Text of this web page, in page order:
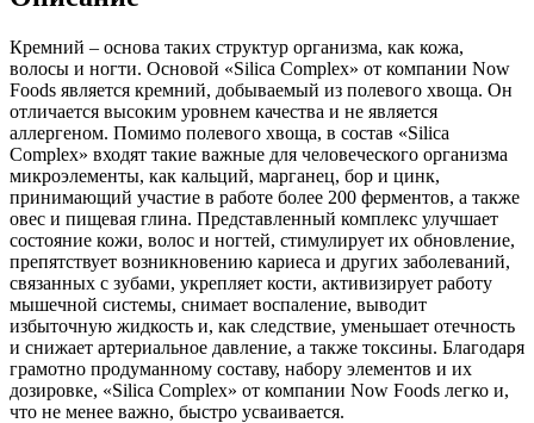
Кремний – основа таких структур организма, как кожа,
волосы и ногти. Основой «Silica Compleх» от компании Now
Foods является кремний, добываемый из полевого хвоща. Он
отличается высоким уровнем качества и не является
аллергеном. Помимо полевого хвоща, в состав «Silica
Compleх» входят такие важные для человеческого организма
микроэлементы, как кальций, марганец, бор и цинк,
принимающий участие в работе более 200 ферментов, а также
овес и пищевая глина. Представленный комплекс улучшает
состояние кожи, волос и ногтей, стимулирует их обновление,
препятствует возникновению кариеса и других заболеваний,
связанных с зубами, укрепляет кости, активизирует работу
мышечной системы, снимает воспаление, выводит
избыточную жидкость и, как следствие, уменьшает отечность
и снижает артериальное давление, а также токсины. Благодаря
грамотно продуманному составу, набору элементов и их
дозировке, «Silica Complex» от компании Now Foods легко и,
что не менее важно, быстро усваивается.